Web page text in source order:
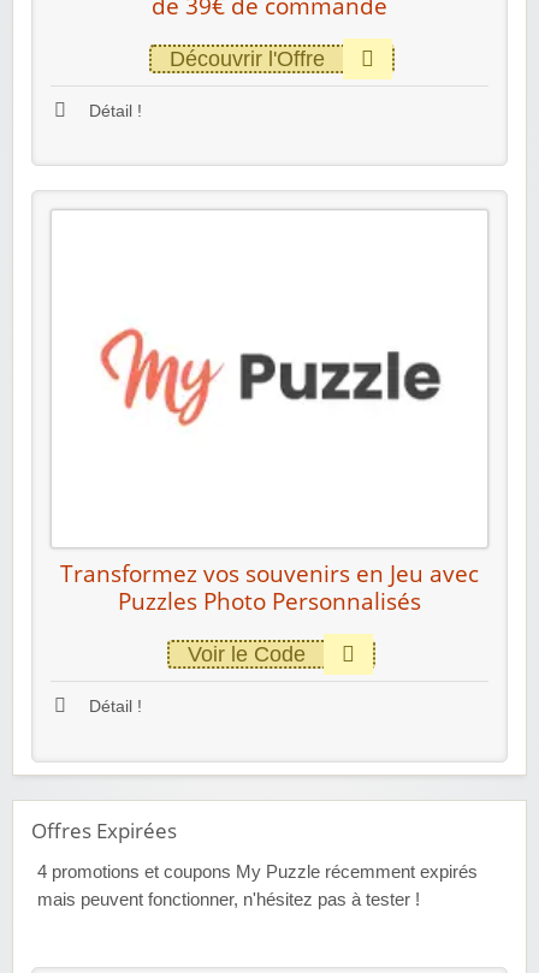
Découvrir l'Offre
Détail !
Transformez vos souvenirs en Jeu avec
Puzzles Photo Personnalisés
Voir le Code
Détail !
Offres Expirées
4 promotions et coupons My Puzzle récemment expirés
mais peuvent fonctionner, n'hésitez pas à tester !